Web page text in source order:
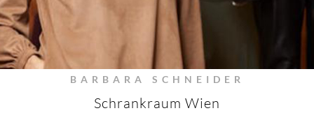
BARBARA SCHNEIDER
Schrankraum Wien